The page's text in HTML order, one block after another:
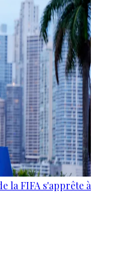
la FIFA s'apprête à